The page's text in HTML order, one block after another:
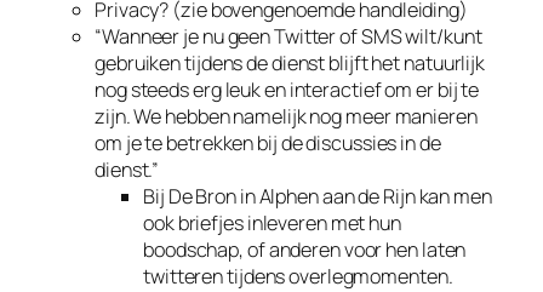
Privacy? (zie bovengenoemde handleiding)
“Wanneer je nu geen Twitter of SMS wilt/kunt
gebruiken tijdens de dienst blijft het natuurlijk
nog steeds erg leuk en interactief om er bij te
zijn. We hebben namelijk nog meer manieren
om je te betrekken bij de discussies in de
dienst.”
Bij De Bron in Alphen aan de Rijn kan men
ook briefjes inleveren met hun
boodschap, of anderen voor hen laten
twitteren tijdens overlegmomenten.